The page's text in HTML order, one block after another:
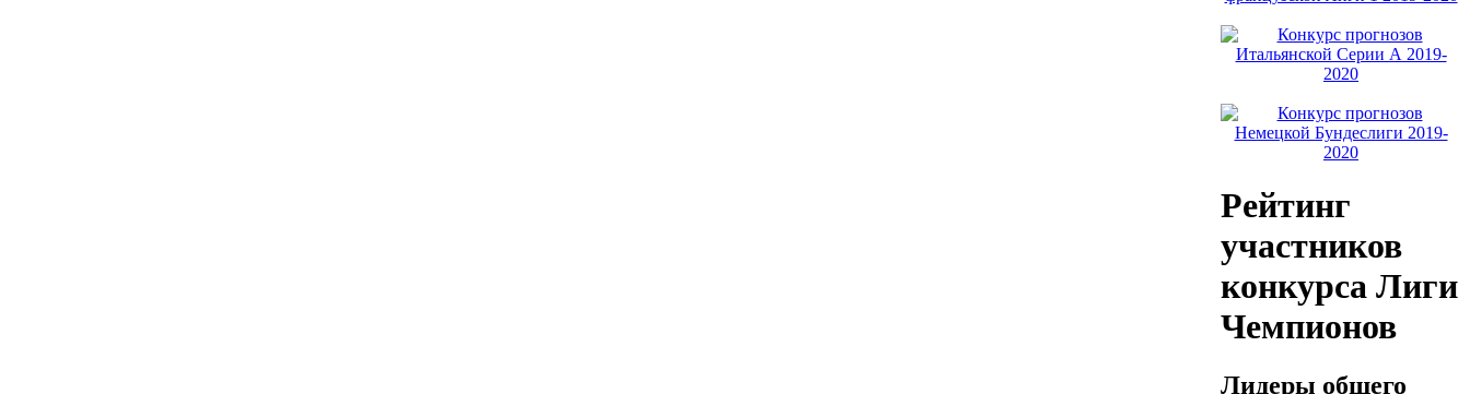
Рейтинг
участников
конкурса Лиги
Чемпионов
Лидеры общего